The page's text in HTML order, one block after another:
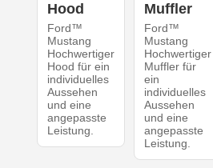
Hood
Ford™
Mustang
Hochwertiger
Hood für ein
individuelles
Aussehen
und eine
angepasste
Leistung.
Muffler
Ford™
Mustang
Hochwertiger
Muffler für
ein
individuelles
Aussehen
und eine
angepasste
Leistung.